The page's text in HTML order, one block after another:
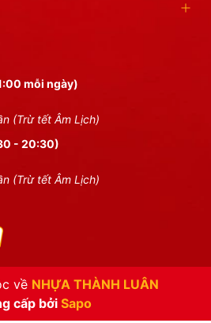
mỗi ngày)
(Trừ tết Âm Lịch)
- 20:30)
(Trừ tết Âm Lịch)
về NHỰA THÀNH LUÂN
cấp bởi Sapo